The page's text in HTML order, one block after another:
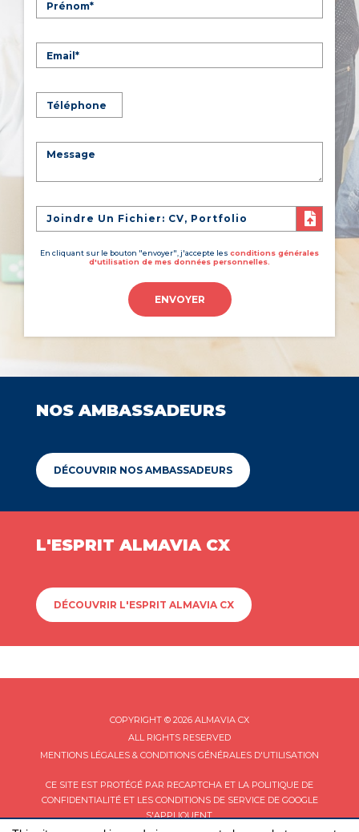
Joindre Un Fichier: CV, Portfolio
En cliquant sur le bouton "envoyer", j'accepte les conditions générales
d'utilisation de mes données personnelles.
ENVOYER
NOS AMBASSADEURS
DÉCOUVRIR NOS AMBASSADEURS
L'ESPRIT ALMAVIA CX
DÉCOUVRIR L'ESPRIT ALMAVIA CX
COPYRIGHT © 2026 ALMAVIA CX
ALL RIGHTS RESERVED
MENTIONS LÉGALES & CONDITIONS GÉNÉRALES D'UTILISATION
CE SITE EST PROTÉGÉ PAR RECAPTCHA ET LA POLITIQUE DE
CONFIDENTIALITÉET LES CONDITIONS DE SERVICEDE GOOGLE
S'APPLIQUENT.